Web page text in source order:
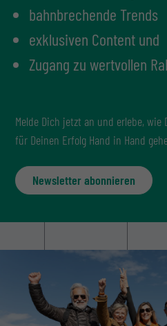
bahnbrechende Trends
exklusiven Content und
Zugang zu wertvollen
Melde Dich jetzt an und erlebe,
für Deinen Erfolg Hand in Hand
Newsletter abonnieren